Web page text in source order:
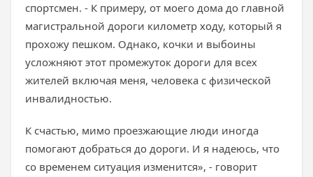
спортсмен. - К примеру, от моего дома до главной
магистральной дороги километр ходу, который я
прохожу пешком. Однако, кочки и выбоины
усложняют этот промежуток дороги для всех
жителей включая меня, человека с физической
инвалидностью.
К счастью, мимо проезжающие люди иногда
помогают добраться до дороги. И я надеюсь, что
со временем ситуация изменится», - говорит